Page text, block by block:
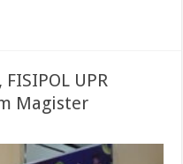
UPR
Magister